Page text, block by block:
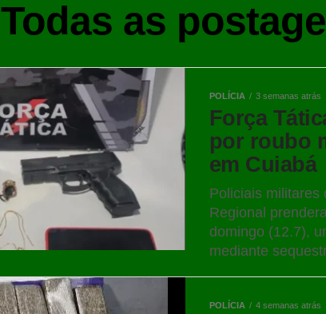
Todas as
POLÍCIA 3 semanas atrás
Força
por roubo
em Cuiabá
Policiais militares
Regional
domingo (12.7),
mediante
POLÍCIA 4 semanas atrás